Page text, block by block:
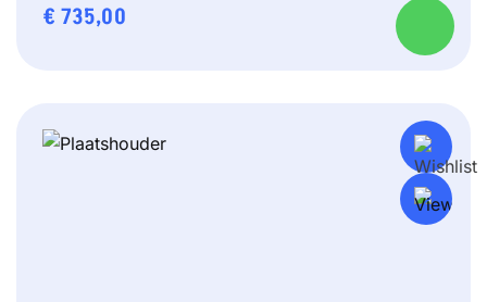
€ 735,00